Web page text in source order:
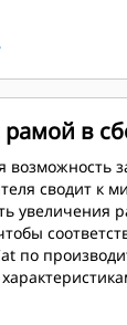
рамой в
возможность
сводит к
увеличения
по